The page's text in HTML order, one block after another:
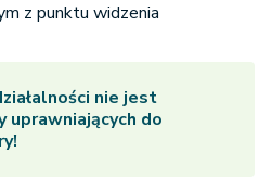
z punktu widzenia
nie jest
uprawniających do